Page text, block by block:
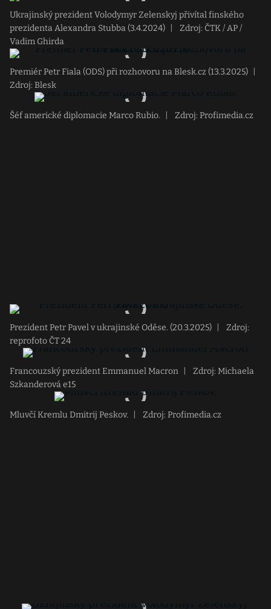
Ukrajinský prezident Volodymyr Zelenskyj přivítal finského
prezidenta Alexandra Stubba (3.4.2024)
Zdroj: ČTK / AP /
Vadim Ghirda
Premiér Petr Fiala (ODS) při rozhovoru na Blesk.cz (13.3.2025)
Zdroj: Blesk
Šéf americké diplomacie Marco Rubio. Zdroj: Profimedia.cz
Prezident Petr Pavel v ukrajinské Oděse. (20.3.2025)
Zdroj:
reprofoto ČT 24
Francouzský prezident Emmanuel Macron
Zdroj: Michaela
Szkanderová e15
Mluvčí Kremlu Dmitrij Peskov. Zdroj: Profimedia.cz